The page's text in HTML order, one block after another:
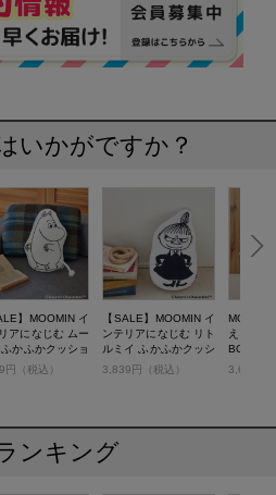
いかがですか？
】MOOMIN イ
アになじむ ムー
ふかふかクッショ
円（税込）
【SALE】MOOMIN イ
ンテリアになじむ リト
ルミイ ふかふかクッシ
ョン BOOK
3,839円（税込）
える！
BOOK
r.3,619円
ンキング